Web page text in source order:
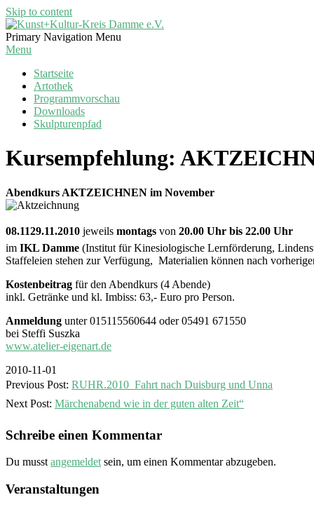
Skip to content
Kunst+Kultur-
Kreis
Primary Navigation Menu
Menu
Startseite
Artothek
Programmvorschau
Downloads
Skulpturenpfad
Kursempfehlung:
Abendkurs AKTZEICHNEN im November
08.1129.11.2010 jeweils montags von 20.00 Uhr bis 22.00 Uhr
im IKL Damme (Institut für Kinesiologische Lernförderung,
Staffeleien stehen zur Verfügung, Materialien können nach
Kostenbeitrag für den Abendkurs (4 Abende)
inkl. Getränke und kl. Imbiss: 63,- Euro pro Person.
Anmeldung unter 015115560644 oder 05491 671550
bei Steffi Suszka
www.atelier-eigenart.de
2010-11-01
Previous Post: RUHR.2010  Fahrt nach Duisburg und Unna
Next Post: Märchenabend wie in der guten alten Zeit“
Schreibe einen Kommentar
Du musst angemeldet sein, um einen Kommentar abzugeben.
Veranstaltungen